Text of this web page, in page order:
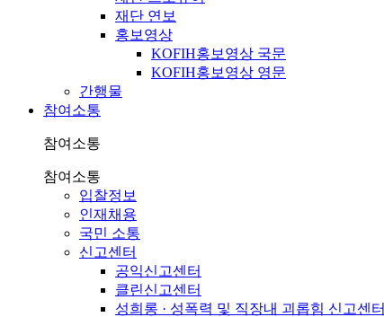
재단 연보
홍보영상
KOFIH홍보영상 국문
KOFIH홍보영상 영문
간행물
참여소통
참여소통
참여소통
입찰정보
인재채용
국민 소통
신고센터
공익신고센터
클린신고센터
성희롱 · 성폭력 및 직장내 괴롭힘 신고센터